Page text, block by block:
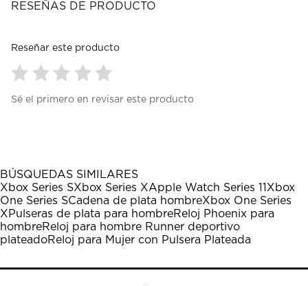
RESEÑAS DE PRODUCTO
Reseñar este producto
para
1
estrella
Esta
acción
abrirá
el
formulario
envío.
para
estrellas.
Esta
acción
abrirá
el
formulario
envío.
para
estrellas.
Esta
acción
abrirá
el
formulario
envío.
para
estrellas.
Esta
acción
abrirá
el
formulario
envío.
para
estrellas.
Esta
acción
abrirá
el
formulario
envío.
Sé el primero en revisar este producto
BÚSQUEDAS SIMILARES
Xbox Series SXbox Series XApple Watch Series 11 Xbox
One Series SCadena de plata hombreXbox One Series
X Pulseras de plata para hombreReloj Phoenix para
hombreReloj para hombre Runner deportivo
plateadoReloj para Mujer con Pulsera Plateada